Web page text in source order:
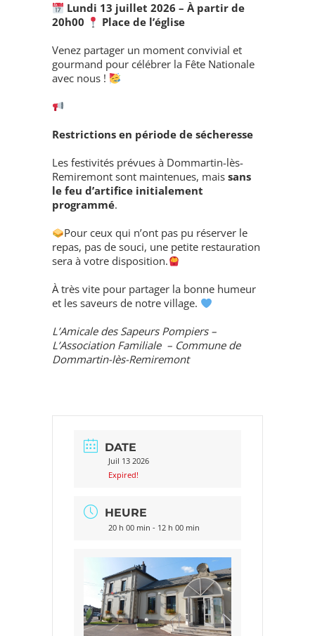
Lundi 13 juillet 2026 – À partir de
20h00
Place de l’église
Venez partager un moment convivial et
gourmand pour célébrer la Fête Nationale
avec nous !
Restrictions en période de sécheresse
Les festivités prévues à Dommartin-lès-
Remiremont sont maintenues, mais sans
le feu d’artifice initialement
programmé.
Pour ceux qui n’ont pas pu réserver le
repas, pas de souci, une petite restauration
sera à votre disposition.
À très vite pour partager la bonne humeur
et les saveurs de notre village.
L’Amicale des Sapeurs Pompiers –
L’Association Familiale – Commune de
Dommartin-lès-Remiremont
DATE
Juil 13 2026
Expired!
HEURE
20 h 00 min - 12 h 00 min